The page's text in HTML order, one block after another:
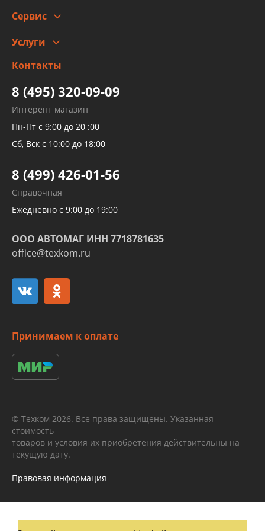
Сервис
Заправка кондиционера авто
Детейлинг
Услуги
высокого давления
Тормозных трубок
Рукавов гидроусилителей
Рукавов компрессоров и турбин
Трубок кондиционеров
Развертка пайка медных стальных
алюминиевых трубок и штуцеров
Контакты
8 (495) 320-09-09
Интерент магазин
Пн-Пт с 9:00 до 20 :00
Сб, Вск с 10:00 до 18:00
8 (499) 426-01-56
Справочная
Ежедневно с 9:00 до 19:00
ООО АВТОМАГ ИНН 7718781635
office@texkom.ru
Принимаем к оплате
© Техком 2026. Все права защищены. Указанная
стоимость
товаров и условия их приобретения действительны на
текущую дату.
Правовая информация